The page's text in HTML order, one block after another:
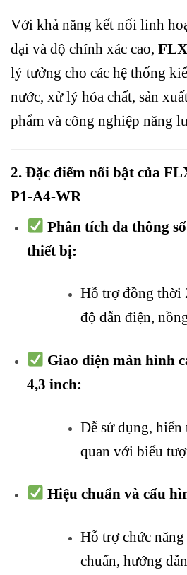
Với khả năng kết nối linh
đại và độ chính xác cao,
lý tưởng cho các hệ thống
nước, xử lý hóa chất, sản
phẩm và công nghiệp năng
2. Đặc điểm nổi bật của
P1-A4-WR
Phân tích đa thông
thiết bị:
Hỗ trợ đồng thời
độ dẫn điện,
Giao diện màn hình
4,3 inch:
Dễ sử dụng,
quan với biểu
Hiệu chuẩn và cấu
Hỗ trợ chức
chuẩn, hướng